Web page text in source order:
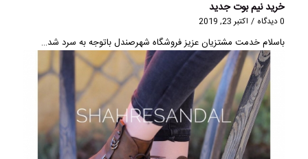
خرید نیم بوت جدید
0 دیدگاه / اکتبر 23, 2019
باسلام خدمت مشتزیان عزیز فروشگاه شهرصندل باتوجه به سرد شد…